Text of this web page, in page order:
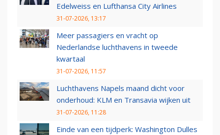
Edelweiss en Lufthansa City Airlines
31-07-2026, 13:17
Meer passagiers en vracht op
Nederlandse luchthavens in tweede
kwartaal
31-07-2026, 11:57
Luchthavens Napels maand dicht voor
onderhoud: KLM en Transavia wijken uit
31-07-2026, 11:28
Einde van een tijdperk: Washington Dulles